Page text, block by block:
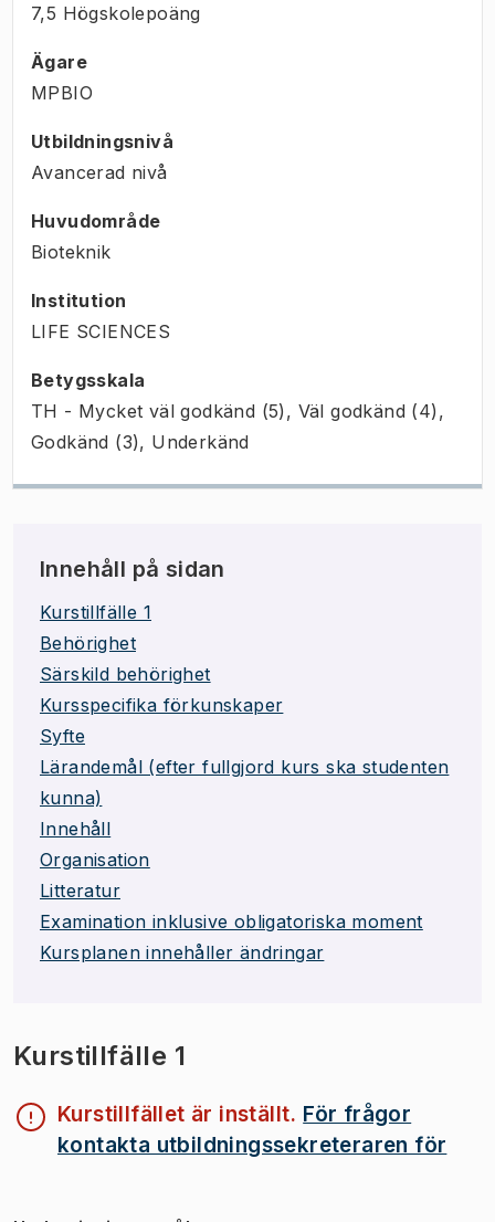
7,5 Högskolepoäng
Ägare
MPBIO
Utbildningsnivå
Avancerad nivå
Huvudområde
Bioteknik
Institution
LIFE SCIENCES
Betygsskala
TH - Mycket väl godkänd (5), Väl godkänd (4),
Godkänd (3), Underkänd
Innehåll på sidan
Kurstillfälle 1
Behörighet
Särskild behörighet
Kursspecifika förkunskaper
Syfte
Lärandemål (efter fullgjord kurs ska studenten
kunna)
Innehåll
Organisation
Litteratur
Examination inklusive obligatoriska moment
Kursplanen innehåller ändringar
Kurstillfälle 1
Kurstillfället är inställt. För frågor
kontakta utbildningssekreteraren för